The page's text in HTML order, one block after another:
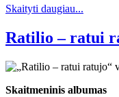
Skaityti daugiau...
Ratilio – ratui
Skaitmeninis albumas